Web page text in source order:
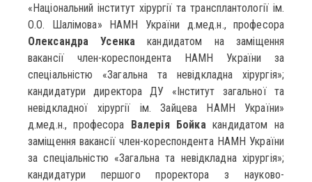
«Національний інститут хірургії та трансплантології ім.
О.О. Шалімова» НАМН України д.мед.н., професора
Олександра Усенкакандидатом на заміщення
вакансії член-кореспондента НАМН України за
спеціальністю «Загальна та невідкладна хірургія»;
кандидатури директора ДУ «Інститут загальної та
невідкладної хірургії ім. Зайцева НАМН України»
д.мед.н., професора Валерія Бойкакандидатом на
заміщення вакансії член-кореспондента НАМН України
за спеціальністю «Загальна та невідкладна хірургія»;
кандидатури першого проректора з науково-